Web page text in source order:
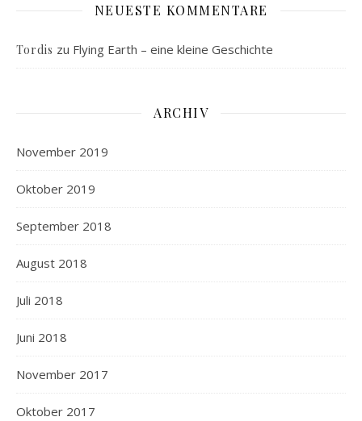
NEUESTE KOMMENTARE
Tordis zu Flying Earth – eine kleine Geschichte
ARCHIV
November 2019
Oktober 2019
September 2018
August 2018
Juli 2018
Juni 2018
November 2017
Oktober 2017